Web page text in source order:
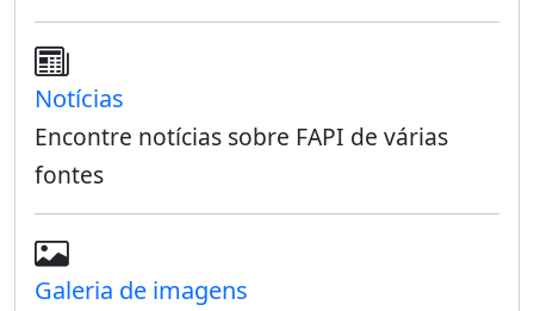
Notícias
Encontre notícias sobre FAPI de várias
fontes
Galeria de imagens